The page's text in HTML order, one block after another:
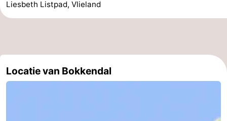
Musea
-
Uitkijkpunten
Attracties
Liesbeth Listpad, Vlieland
Locatie van Bokkendal